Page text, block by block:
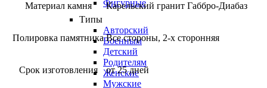
Фигурные
Типы
Авторский
Военным
Детский
Родителям
Женские
Мужские
Материал камня Карельский гранит Габбро-Диабаз
Полировка памятника Все стороны, 2-х сторонняя
Срок изготовления от 25 дней